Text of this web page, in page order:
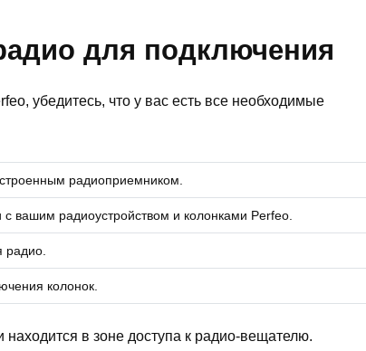
для подключения
убедитесь, что у вас есть все необходимые
радиоприемником.
вашим радиоустройством и колонками Perfeo.
радио.
колонок.
находится в зоне доступа к радио-вещателю.